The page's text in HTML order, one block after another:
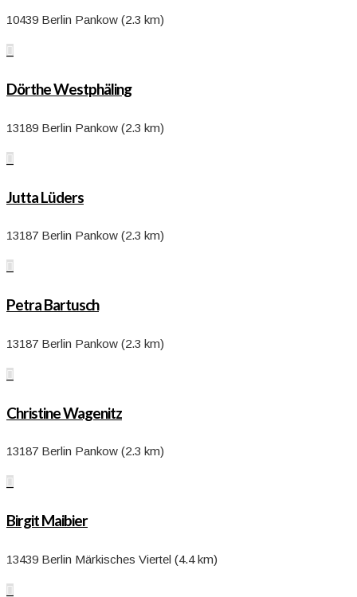
10439 Berlin Pankow (2.3 km)

Dörthe Westphäling
13189 Berlin Pankow (2.3 km)

Jutta Lüders
13187 Berlin Pankow (2.3 km)

Petra Bartusch
13187 Berlin Pankow (2.3 km)

Christine Wagenitz
13187 Berlin Pankow (2.3 km)

Birgit Maibier
13439 Berlin Märkisches Viertel (4.4 km)
